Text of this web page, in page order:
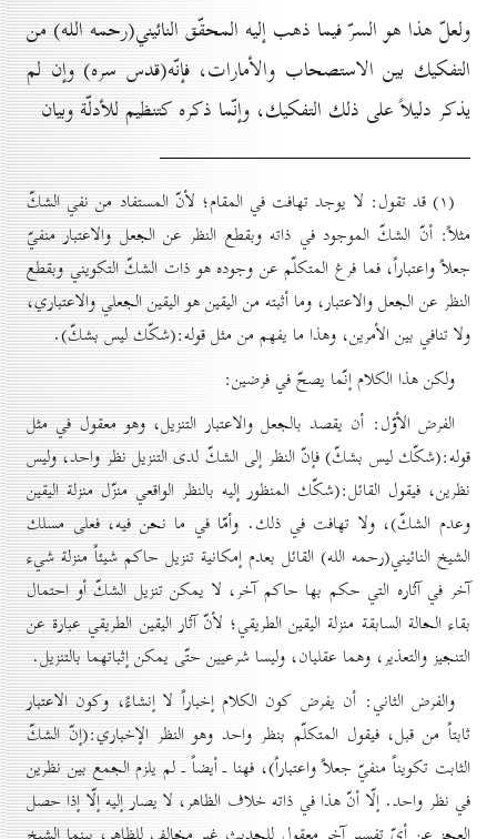
ولعلّ هذا هو السرّ فيما ذهب إليه المحقّق النائيني(رحمه الله) من
التفكيك بين الاستصحاب والأمارات، فإنّه(قدس سره) وإن لم
يذكر دليلاً على ذلك التفكيك، وإنّما ذكره كتنظيم للأدلّة وبيان
(۱) قد تقول: لا يوجد تهافت في المقام؛ لأنّ المستفاد من نفي الشكّ
مثلاً: أنّ الشكّ الموجود في ذاته وبقطع النظر عن الجعل والاعتبار منفيّ
جعلاً واعتباراً، فما فرغ المتكلّم عن وجوده هو ذات الشكّ التكويني وبقطع
النظر عن الجعل والاعتبار، وما أثبته من اليقين هو اليقين الجعلي والاعتباري،
ولا تنافي بين الأمرين، وهذا ما يفهم من مثل قوله:(شكّك ليس بشكّ).
ولكن هذا الكلام إنّما يصحّ في فرضين:
الفرض الأوّل: أن يقصد بالجعل والاعتبار التنزيل، وهو معقول في مثل
قوله:(شكّك ليس بشكّ) فإنّ النظر إلى الشكّ لدى التنزيل نظر واحد، وليس
نظرين، فيقول القائل:(شكّك المنظور إليه بالنظر الواقعي منزّل منزلة اليقين
وعدم الشكّ)، ولا تهافت في ذلك. وأمّا في ما نحن فيه، فعلى مسلك
الشيخ النائيني(رحمه الله) القائل بعدم إمكانية تنزيل حاكم شيئاً منزلة شيء
آخر في آثاره التي حكم بها حاكم آخر، لا يمكن تنزيل الشكّ أو احتمال
بقاء الحالة السابقة منزلة اليقين الطريقي؛ لأنّ آثار اليقين الطريقي عبارة عن
التنجيز والتعذير، وهما عقليان، وليسا شرعيين حتّى يمكن إثباتهما بالتنزيل.
والفرض الثاني: أن يفرض كون الكلام إخباراً لا إنشاءً، وكون الاعتبار
ثابتاً من قبل، فيقول المتكلّم بنظر واحد وهو النظر الإخباري:(إنّ الشكّ
الثابت تكويناً منفيّ جعلاً واعتباراً)، فهنا ـ أيضاً ـ لم يلزم الجمع بين نظرين
في نظر واحد. إلّا أنّ هذا في ذاته خلاف الظاهر، لا يصار إليه إلّا إذا حصل